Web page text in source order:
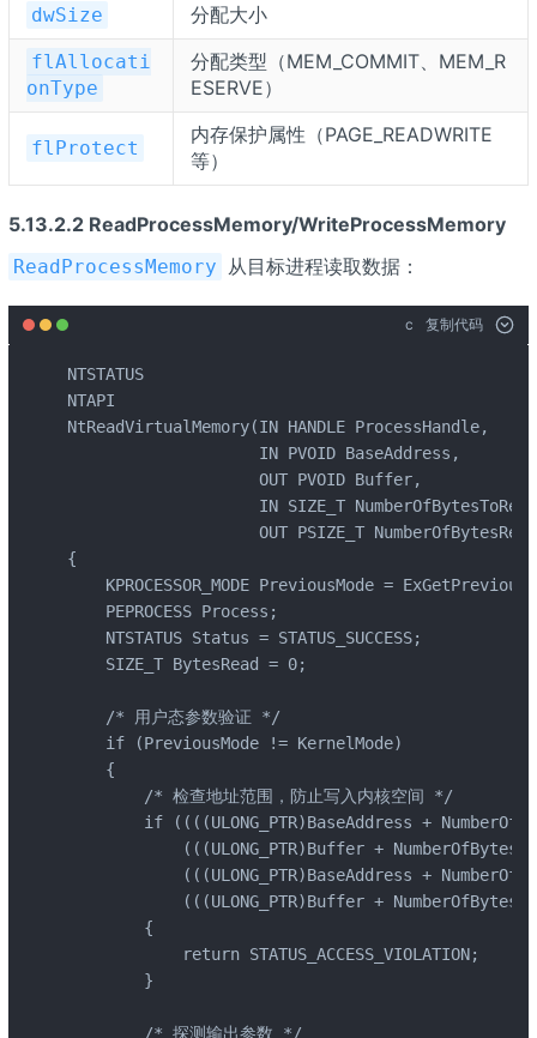
dwSize 分配大小
flAllocati
onType
分配类型（MEM_COMMIT、MEM_R
ESERVE）
flProtect
内存保护属性（PAGE_READWRITE
等）
5.13.2.2 ReadProcessMemory/WriteProcessMemory
ReadProcessMemory 从目标进程读取数据：
c 复制代码
NTSTATUS
NTAPI
NtReadVirtualMemory(IN HANDLE ProcessHandle,
                    IN PVOID BaseAddress,
                    OUT PVOID Buffer,
IN SIZE_T
OUT PSIZE_T
{
KPROCESSOR_MODE PreviousMode =
    PEPROCESS Process;
    NTSTATUS Status = STATUS_SUCCESS;
    SIZE_T BytesRead = 0;
    /* 用户态参数验证 */
    if (PreviousMode != KernelMode)
    {
        /* 检查地址范围，防止写入内核空间 */
if ((((ULONG_PTR)BaseAddress +
(((ULONG_PTR)Buffer +
(((ULONG_PTR)BaseAddress +
(((ULONG_PTR)Buffer +
        {
            return STATUS_ACCESS_VIOLATION;
        }
        /* 探测输出参数 */